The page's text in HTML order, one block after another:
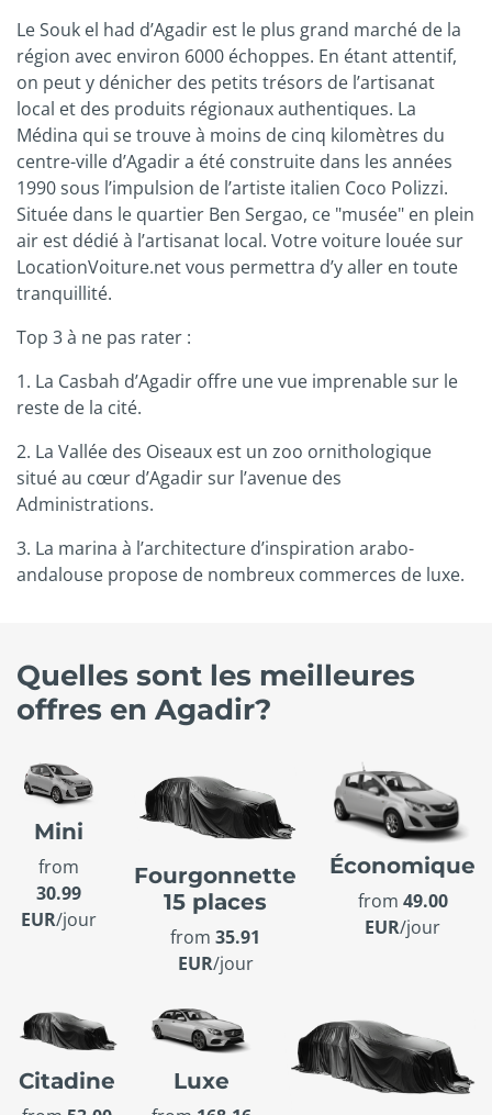
Le Souk el had d’Agadir est le plus grand marché de la
région avec environ 6000 échoppes. En étant attentif,
on peut y dénicher des petits trésors de l’artisanat
local et des produits régionaux authentiques. La
Médina qui se trouve à moins de cinq kilomètres du
centre-ville d’Agadir a été construite dans les années
1990 sous l’impulsion de l’artiste italien Coco Polizzi.
Située dans le quartier Ben Sergao, ce "musée" en plein
air est dédié à l’artisanat local. Votre voiture louée sur
LocationVoiture.net vous permettra d’y aller en toute
tranquillité.
Top 3 à ne pas rater :
1. La Casbah d’Agadir offre une vue imprenable sur le
reste de la cité.
2. La Vallée des Oiseaux est un zoo ornithologique
situé au cœur d’Agadir sur l’avenue des
Administrations.
3. La marina à l’architecture d’inspiration arabo-
andalouse propose de nombreux commerces de luxe.
Quelles sont les meilleures
offres en Agadir?
Mini
from
30.99
EUR/jour
Fourgonnette
15 places
from 35.91
EUR/jour
Économique
from 49.00
EUR/jour
Citadine Luxe